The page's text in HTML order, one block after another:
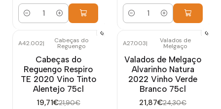
Cantidad Cantidad
-10%OFF
A42.002| Cabeças do
Reguengo
Cabeças do
Reguengo Respiro
TE 2020 Vino Tinto
Alentejo 75cl
19,71€21,90€
-10%OFF
A27.003| Valados de
Melgaço
Valados de Melgaço
Alvarinho Natura
2022 Vinho Verde
Branco 75cl
21,87€24,30€